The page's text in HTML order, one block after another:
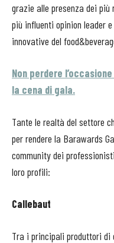
grazie alle presenza dei
più influenti opinion leader
innovative del
Non perdere
la cena di gala.
Tante le realtà del settore
per rendere la Barawards
community dei
loro profili:
Callebaut
Tra i principali produttori